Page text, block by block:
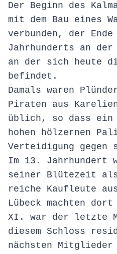
Der Beginn des
mit dem Bau eines
verbunden, der
Jahrhunderts an
an der sich heute
befindet.
Damals waren
Piraten aus
üblich, so dass ein
hohen hölzernen
Verteidigung gegen
Im 13. Jahrhundert
seiner Blütezeit als
reiche Kaufleute
Lübeck machten
XI. war der letzte
diesem Schloss
nächsten